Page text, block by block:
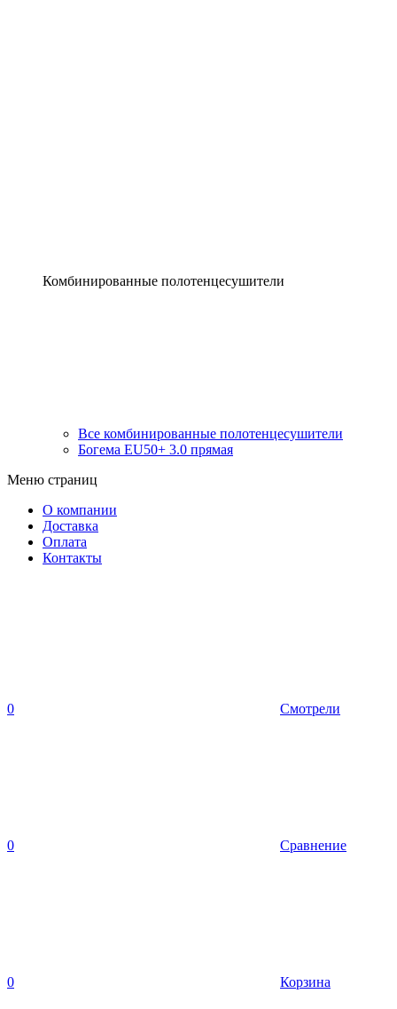
Комбинированные полотенцесушители
Все комбинированные полотенцесушители
Богема EU50+ 3.0 прямая
Меню страниц
О компании
Доставка
Оплата
Контакты
0 Смотрели
0 Сравнение
0 Корзина